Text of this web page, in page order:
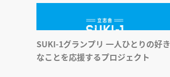
SUKI-1グランプリ 一人ひとりの好き
なことを応援するプロジェクト